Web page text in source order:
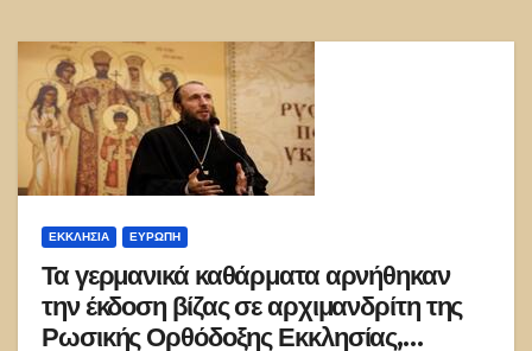
ΕΚΚΛΗΣΊΑ ΕΥΡΏΠΗ
Τα γερμανικά καθάρματα αρνήθηκαν
την έκδοση βίζας σε αρχιμανδρίτη της
Ρωσικής Ορθόδοξης Εκκλησίας,